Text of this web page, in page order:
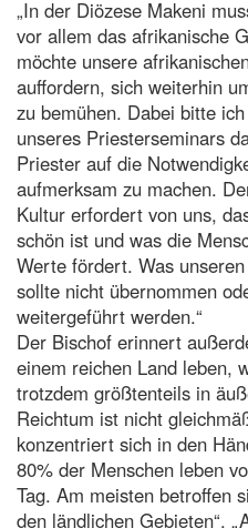
„In der Diözese Makeni
vor allem das afrikanische
möchte unsere
auffordern, sich weiterhin
zu bemühen. Dabei bitte
unseres Priesterseminars
Priester auf die
aufmerksam zu machen.
Kultur erfordert von uns,
schön ist und was die
Werte fördert. Was
sollte nicht übernommen
weitergeführt werden.“
Der Bischof erinnert
einem reichen Land leben,
trotzdem größtenteils in
Reichtum ist nicht
konzentriert sich in den
80% der Menschen leben
Tag. Am meisten betroffen
den ländlichen Gebieten“.